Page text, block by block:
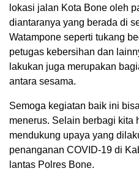
lokasi jalan Kota Bone oleh
diantaranya yang berada di
Watampone seperti tukang
petugas kebersihan dan
lakukan juga merupakan
antara sesama.
Semoga kegiatan baik ini
menerus. Selain berbagi kita
mendukung upaya yang
penanganan COVID-19 di
lantas Polres Bone.